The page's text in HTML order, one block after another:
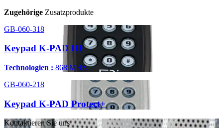
Zugehörige Zusatzprodukte
GB-060-318
Keypad K-PAD HF
Technologien : 868 MHz.
GB-060-218
Keypad K-PAD Protect+
Kontaktieren Sie uns